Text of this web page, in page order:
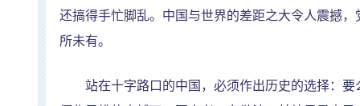
还搞得手忙脚乱。中国与世界的差距之大令人震撼
所未有。
站在十字路口的中国，必须作出历史的选择：要